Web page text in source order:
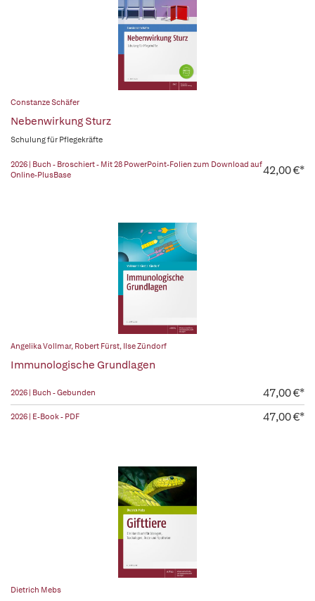
Constanze Schäfer
Nebenwirkung Sturz
Schulung für Pflegekräfte
2026 | Buch - Broschiert - Mit 28 PowerPoint-Folien zum Download auf
Online-PlusBase
42,00 €*
Angelika Vollmar, Robert Fürst, Ilse Zündorf
Immunologische Grundlagen
2026 | Buch - Gebunden 47,00 €*
2026 | E-Book - PDF 47,00 €*
Dietrich Mebs